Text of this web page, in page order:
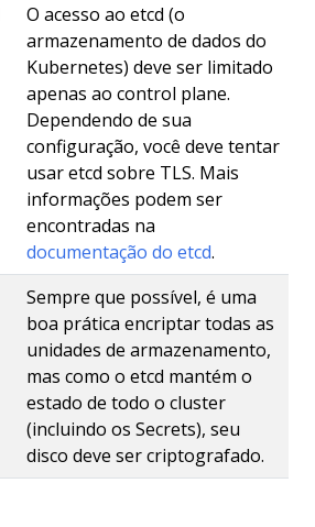
O acesso ao etcd (o
armazenamento de dados do
Kubernetes) deve ser limitado
apenas ao control plane.
Dependendo de sua
configuração, você deve tentar
usar etcd sobre TLS. Mais
informações podem ser
encontradas na
documentação do etcd.
Sempre que possível, é uma
boa prática encriptar todas as
unidades de armazenamento,
mas como o etcd mantém o
estado de todo o cluster
(incluindo os Secrets), seu
disco deve ser criptografado.